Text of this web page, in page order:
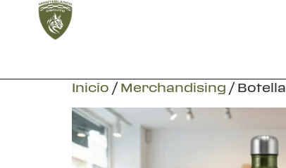
Inicio / Merchandising / Botella